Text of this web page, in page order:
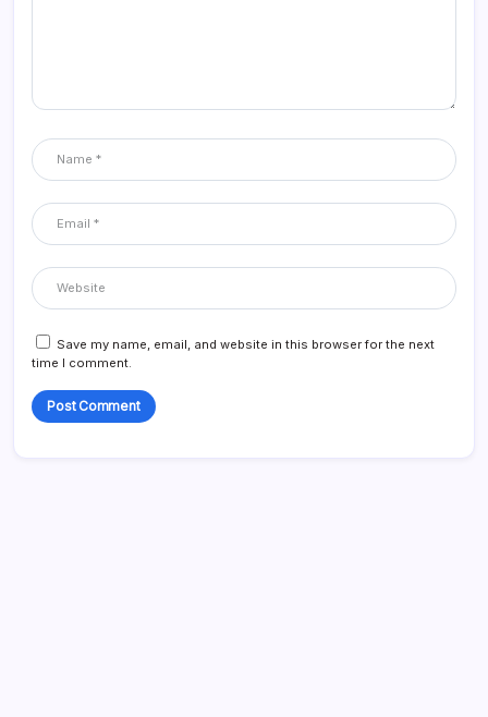
Save my name, email, and website in this browser for the next
time I comment.